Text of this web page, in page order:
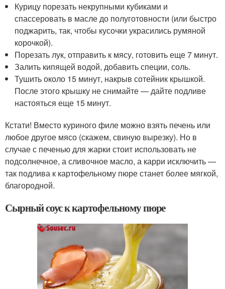
Курицу порезать некрупными кубиками и
спассеровать в масле до полуготовности (или быстро
поджарить, так, чтобы кусочки украсились румяной
корочкой).
Порезать лук, отправить к мясу, готовить еще 7 минут.
Залить кипящей водой, добавить специи, соль.
Тушить около 15 минут, накрыв сотейник крышкой.
После этого крышку не снимайте — дайте подливе
настояться еще 15 минут.
Кстати! Вместо куриного филе можно взять печень или
любое другое мясо (скажем, свиную вырезку). Но в
случае с печенью для жарки стоит использовать не
подсолнечное, а сливочное масло, а карри исключить —
так подлива к картофельному пюре станет более мягкой,
благородной.
Сырный соус к картофельному пюре